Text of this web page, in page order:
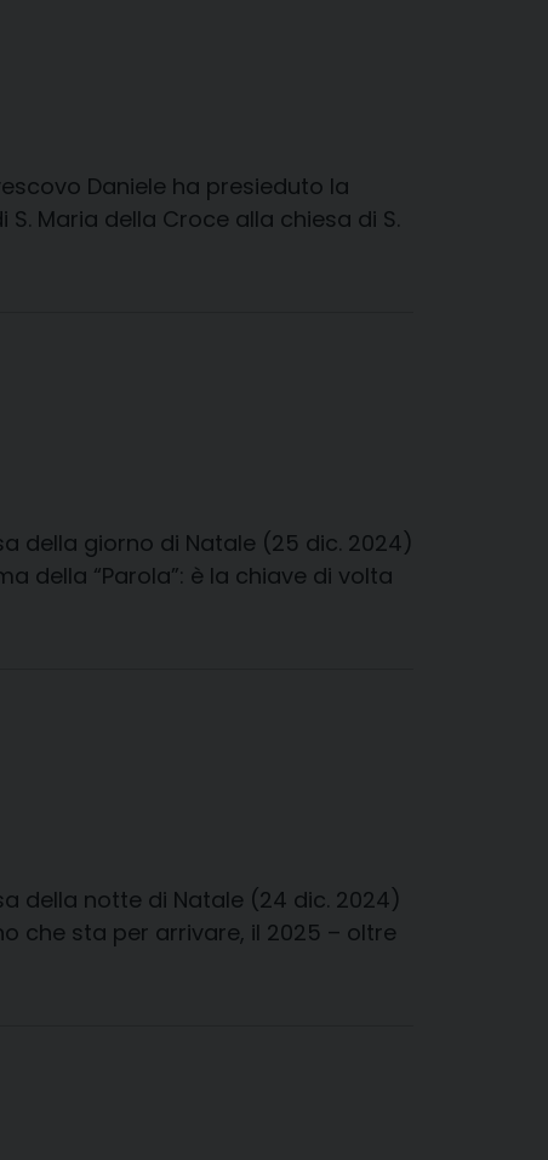
Daniele ha presieduto la
Maria della Croce alla chiesa di S.
della giorno di Natale (25 dic. 2024)
della “Parola”: è la chiave di volta
della notte di Natale (24 dic. 2024)
che sta per arrivare, il 2025 – oltre